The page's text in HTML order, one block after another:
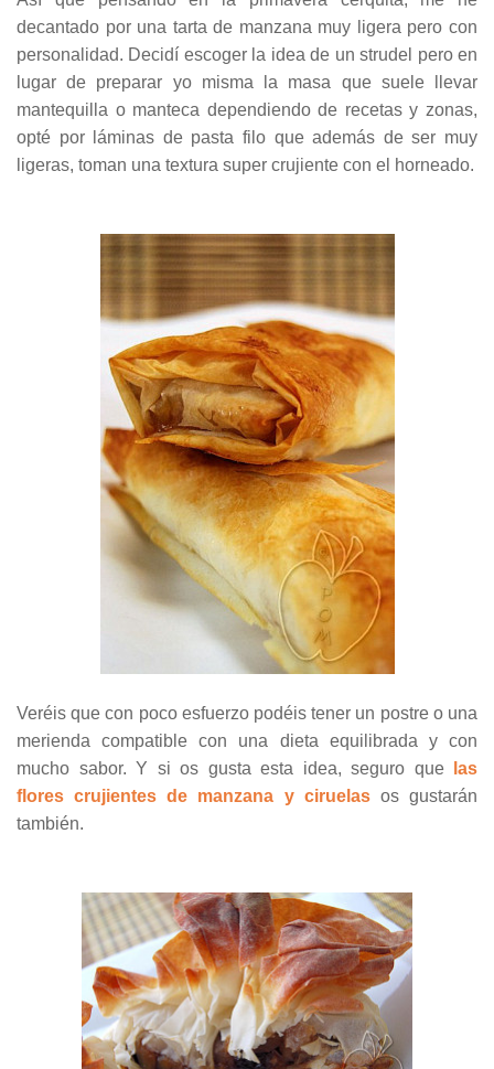
decantado por una tarta de manzana muy ligera pero con
personalidad. Decidí escoger la idea de un strudel pero en
lugar de preparar yo misma la masa que suele llevar
mantequilla o manteca dependiendo de recetas y zonas,
opté por láminas de pasta filo que además de ser muy
ligeras, toman una textura super crujiente con el horneado.
Veréis que con poco esfuerzo podéis tener un postre o una
merienda compatible con una dieta equilibrada y con
mucho sabor. Y si os gusta esta idea, seguro que
las
flores crujientes de manzana y ciruelasos gustarán
también.